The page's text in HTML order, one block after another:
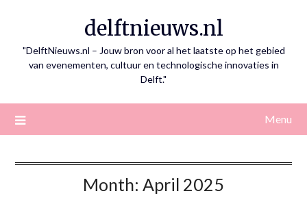
delftnieuws.nl
"DelftNieuws.nl – Jouw bron voor al het laatste op het gebied
van evenementen, cultuur en technologische innovaties in
Delft."
Menu
Month: April 2025